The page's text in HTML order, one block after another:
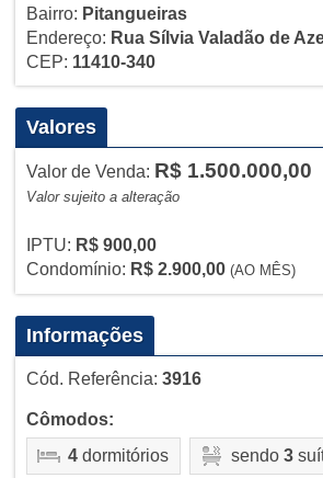
Bairro: Pitangueiras
Endereço: Rua Sílvia Valadão de
CEP: 11410-340
Valores
Valor de Venda: R$ 1.500.000,00
Valor sujeito a alteração
IPTU: R$ 900,00
Condomínio: R$ 2.900,00 (AO MÊS)
Informações
Cód. Referência: 3916
Cômodos:
4dormitórios sendo 3